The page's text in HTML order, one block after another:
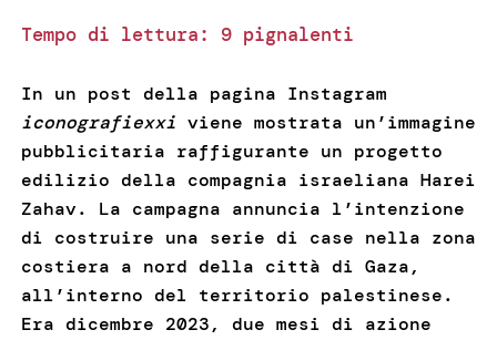
Tempo di lettura: 9 pignalenti
In un post della pagina Instagram
iconografiexxi viene mostrata un’immagine
pubblicitaria raffigurante un progetto
edilizio della compagnia israeliana Harei
Zahav. La campagna annuncia l’intenzione
di costruire una serie di case nella zona
costiera a nord della città di Gaza,
all’interno del territorio palestinese.
Era dicembre 2023, due mesi di azione